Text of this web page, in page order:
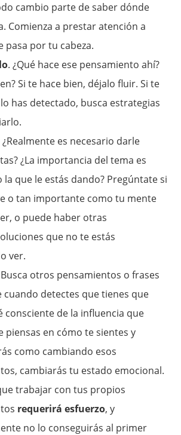
cambio parte de saber dónde
Comienza a prestar atención a
pasa por tu cabeza.
. ¿Qué hace ese pensamiento ahí?
Si te hace bien, déjalo fluir. Si te
has detectado, busca estrategias
¿Realmente es necesario darle
¿La importancia del tema es
que le estás dando? Pregúntate si
o tan importante como tu mente
o puede haber otras
que no te estás
ver.
otros pensamientos o frases
cuando detectes que tienes que
consciente de la influencia que
piensas en cómo te sientes y
como cambiando esos
cambiarás tu estado emocional.
trabajar con tus propios
requerirá esfuerzo, y
no lo conseguirás al primer